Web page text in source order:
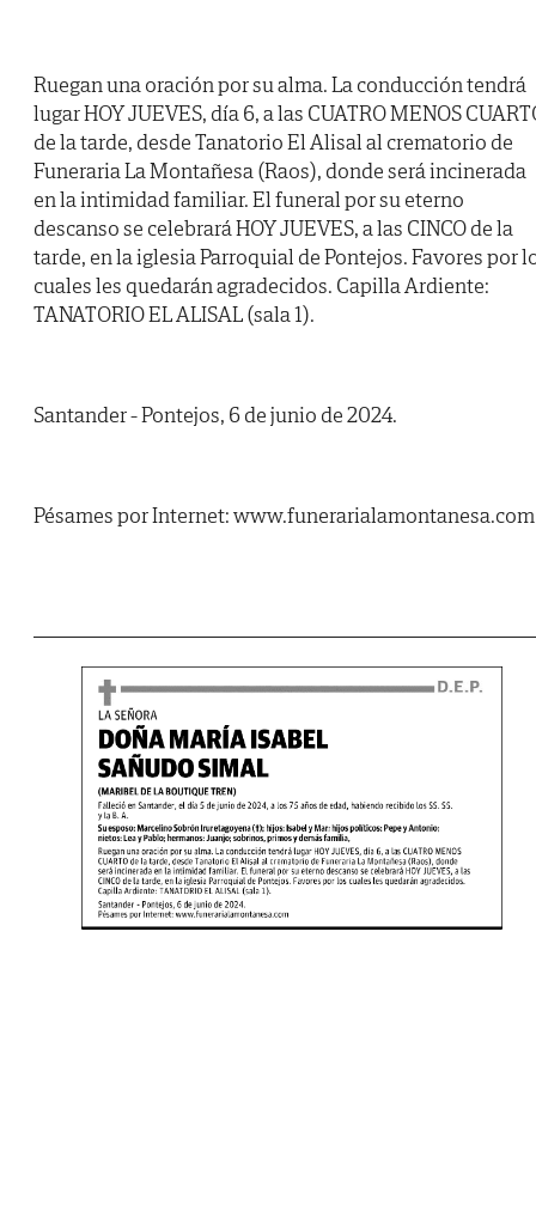
Ruegan una oración por su alma. La conducción tendrá
lugar HOY JUEVES, día 6, a las CUATRO MENOS
de la tarde, desde Tanatorio El Alisal al crematorio de
Funeraria La Montañesa (Raos), donde será incinerada
en la intimidad familiar. El funeral por su eterno
descanso se celebrará HOY JUEVES, a las CINCO de la
tarde, en la iglesia Parroquial de Pontejos. Favores por
cuales les quedarán agradecidos. Capilla Ardiente:
TANATORIO EL ALISAL (sala 1).
Santander - Pontejos, 6 de junio de 2024.
Pésames por Internet: www.funerarialamontanesa.com